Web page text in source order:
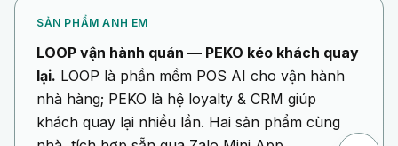
SẢN PHẨM ANH EM
LOOP vận hành quán — PEKO kéo khách quay
lại. LOOP là phần mềm POS AI cho vận hành
nhà hàng; PEKO là hệ loyalty & CRM giúp
khách quay lại nhiều lần. Hai sản phẩm cùng